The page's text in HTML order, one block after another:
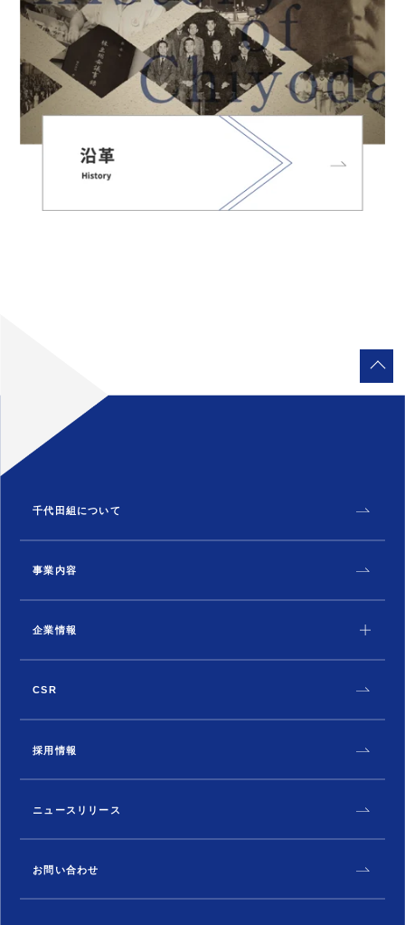
千代田組について
事業内容
企業情報
CSR
採用情報
ニュースリリース
お問い合わせ